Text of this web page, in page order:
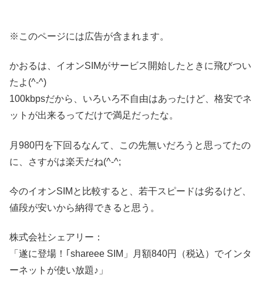
※このページには広告が含まれます。
かおるは、イオンSIMがサービス開始したときに飛びつい
たよ(^-^)
100kbpsだから、いろいろ不自由はあったけど、格安でネ
ットが出来るってだけで満足だったな。
月980円を下回るなんて、この先無いだろうと思ってたの
に、さすがは楽天だね(^-^;
今のイオンSIMと比較すると、若干スピードは劣るけど、
値段が安いから納得できると思う。
株式会社シェアリー：
「遂に登場！｢shareee SIM」月額840円（税込）でインタ
ーネットが使い放題♪」